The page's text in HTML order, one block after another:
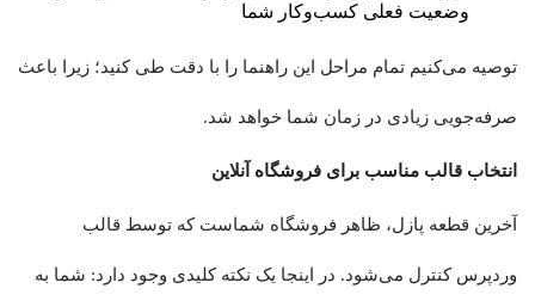
وضعیت فعلی کسب‌وکار شما
توصیه می‌کنیم تمام مراحل این راهنما را با دقت طی کنید؛ زیرا باعث
صرفه‌جویی زیادی در زمان شما خواهد شد.
انتخاب قالب مناسب برای فروشگاه آنلاین
آخرین قطعه پازل، ظاهر فروشگاه شماست که توسط قالب
وردپرس کنترل می‌شود. در اینجا یک نکته کلیدی وجود دارد: شما به